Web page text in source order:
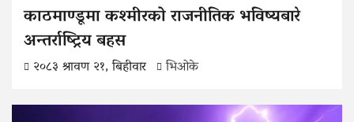
काठमाण्डूमा कश्मीरको राजनीतिक भविष्यबारे
अन्तर्राष्ट्रिय बहस
२०८३ श्रावण २१, बिहीवार भिओके